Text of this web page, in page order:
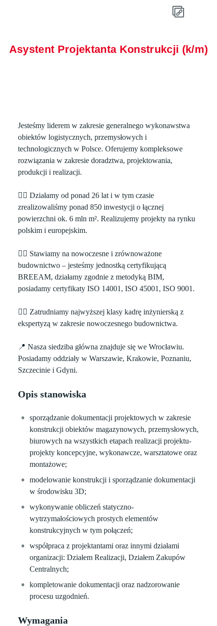
Asystent Projektanta Konstrukcji (k/m)
Jesteśmy liderem w zakresie generalnego wykonawstwa
obiektów logistycznych, przemysłowych i
technologicznych w Polsce. Oferujemy kompleksowe
rozwiązania w zakresie doradztwa, projektowania,
produkcji i realizacji.
👉🏻 Działamy od ponad 26 lat i w tym czasie
zrealizowaliśmy ponad 850 inwestycji o łącznej
powierzchni ok. 6 mln m². Realizujemy projekty na rynku
polskim i europejskim.
👉🏻 Stawiamy na nowoczesne i zrównoważone
budownictwo – jesteśmy jednostką certyfikującą
BREEAM, działamy zgodnie z metodyką BIM,
posiadamy certyfikaty ISO 14001, ISO 45001, ISO 9001.
👉🏻 Zatrudniamy najwyższej klasy kadrę inżynierską z
ekspertyzą w zakresie nowoczesnego budownictwa.
📍 Nasza siedziba główna znajduje się we Wrocławiu.
Posiadamy oddziały w Warszawie, Krakowie, Poznaniu,
Szczecinie i Gdyni.
Opis stanowiska
sporządzanie dokumentacji projektowych w zakresie
konstrukcji obiektów magazynowych, przemysłowych,
biurowych na wszystkich etapach realizacji projektu-
projekty koncepcyjne, wykonawcze, warsztatowe oraz
montażowe;
modelowanie konstrukcji i sporządzanie dokumentacji
w środowisku 3D;
wykonywanie obliczeń statyczno-
wytrzymałościowych prostych elementów
konstrukcyjnych w tym połączeń;
współpraca z projektantami oraz innymi działami
organizacji: Działem Realizacji, Działem Zakupów
Centralnych;
kompletowanie dokumentacji oraz nadzorowanie
procesu uzgodnień.
Wymagania